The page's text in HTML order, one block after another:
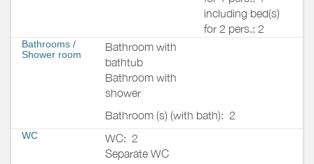
including bed(s)
for 2 pers.: 2
Bathrooms /
Shower room
Bathroom with
bathtub
Bathroom with
shower
Bathroom (s) (with bath): 2
WC WC: 2
Separate WC